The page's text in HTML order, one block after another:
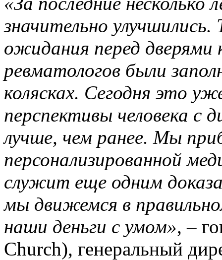
значительно
ожидания перед дверями
ревматологов были
колясках. Сегодня это
перспективы человека с
лучше, чем ранее. Мы
персонализированной
служит еще одним
мы движемся в
наши деньги с умом», –
Church), генеральный